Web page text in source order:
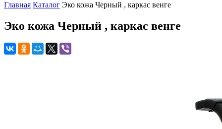
Главная Каталог Эко кожа Черный , каркас венге
Эко кожа Черный , каркас венге